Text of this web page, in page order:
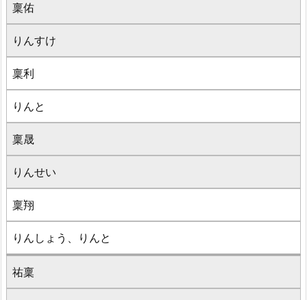
稟佑
りんすけ
稟利
りんと
稟晟
りんせい
稟翔
りんしょう、りんと
祐稟